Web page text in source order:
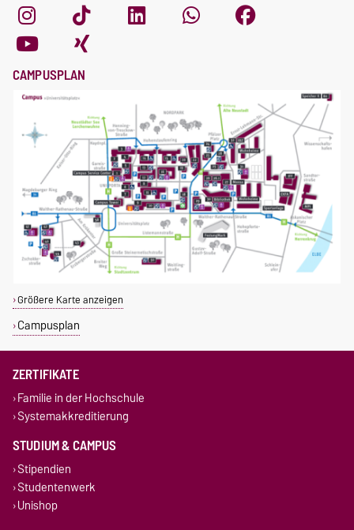
CAMPUSPLAN
Größere Karte anzeigen
Campusplan
ZERTIFIKATE
Familie in der Hochschule
Systemakkreditierung
STUDIUM & CAMPUS
Stipendien
Studentenwerk
Unishop